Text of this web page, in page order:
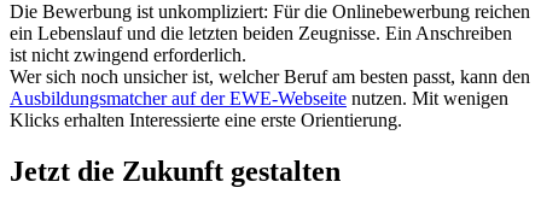
Die Bewerbung ist unkompliziert: Für die Onlinebewerbung reichen
ein Lebenslauf und die letzten beiden Zeugnisse. Ein Anschreiben
ist nicht zwingend erforderlich.
Wer sich noch unsicher ist, welcher Beruf am besten passt, kann den
Ausbildungsmatcher auf der EWE-Webseite nutzen. Mit wenigen
Klicks erhalten Interessierte eine erste Orientierung.
Jetzt die Zukunft gestalten